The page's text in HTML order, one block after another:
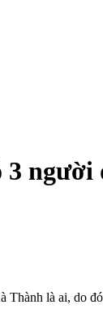
là ai, do